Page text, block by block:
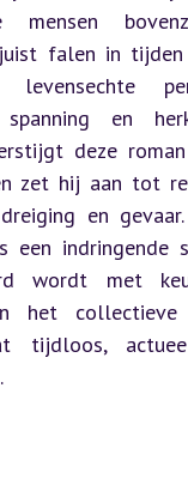
mensen
falen in tijden
spanning en
deze
zet hij aan tot
en
een indringende
wordt met
het
tijdloos,